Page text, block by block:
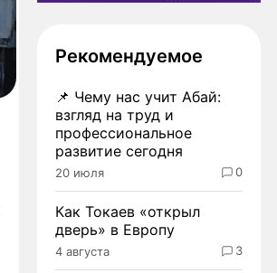
Рекомендуемое
📌 Чему нас учит Абай:
взгляд на труд и
профессиональное
развитие сегодня
20 июля 0
Как Токаев «открыл
дверь» в Европу
4 августа 3